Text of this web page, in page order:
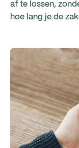
af te lossen,
hoe lang je de